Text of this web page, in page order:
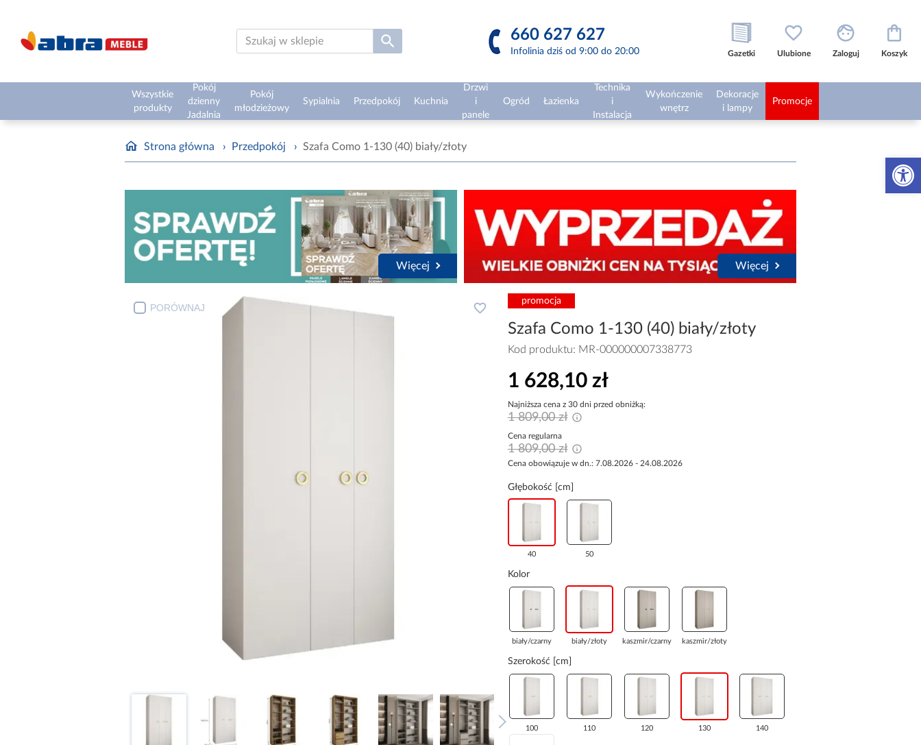
Otwórz
660 627 627
Infolinia dziś od 9:00 do 20:00 Gazetki Ulubione Zaloguj Koszyk
Wszystkie
produkty
Pokój
dzienny
Jadalnia
Pokój
młodzieżowy
Sypialnia Przedpokój Kuchnia
Drzwi
i
panele
Ogród Łazienka
Technika
i
Instalacja
Wykończenie
wnętrz
Dekoracje
i lampy
Promocje
Strona główna › Przedpokój › Szafa Como 1-130 (40) biały/złoty
Więcej Więcej
PORÓWNAJ
promocja
Szafa Como 1-130 (40) biały/złoty
Kod produktu: MR-000000007338773
1 628,10 zł
Najniższa cena z 30 dni przed obniżką:
1 809,00 zł
Cena regularna
1 809,00 zł
Cena obowiązuje w dn.: 7.08.2026 - 24.08.2026
Głębokość [cm]
40 50
Kolor
biały/czarny biały/złoty kaszmir/czarny kaszmir/złoty
Szerokość [cm]
100 110 120 130 140